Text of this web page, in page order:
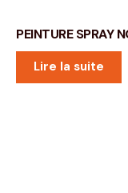
PEINTURE SPRAY
Lire la suite